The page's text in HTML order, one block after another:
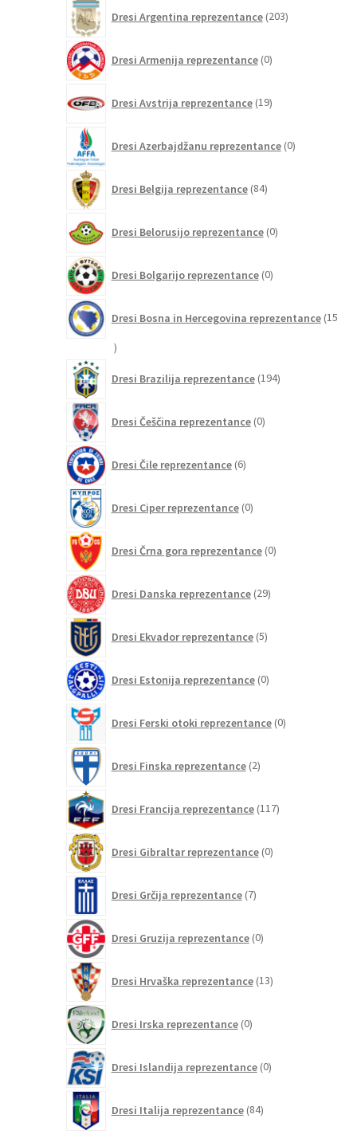
Dresi Argentina reprezentance 203izdelki
Dresi Armenija reprezentance 0izdelkov
Dresi Avstrija reprezentance 19izdelkov
Dresi Azerbajdžanu reprezentance 0izdelkov
Dresi Belgija reprezentance 84izdelkov
Dresi Belorusijo reprezentance 0izdelkov
Dresi Bolgarijo reprezentance 0izdelkov
Dresi Bosna in Hercegovina reprezentance 15
15
Dresi Brazilija reprezentance 194izdelkov
Dresi Češčina reprezentance 0izdelkov
Dresi Čile reprezentance 6izdelkov
Dresi Ciper reprezentance 0izdelkov
Dresi Črna gora reprezentance 0izdelkov
Dresi Danska reprezentance 29izdelkov
Dresi Ekvador reprezentance 5izdelkov
Dresi Estonija reprezentance 0izdelkov
Dresi Ferski otoki reprezentance 0izdelkov
Dresi Finska reprezentance 2izdelka
Dresi Francija reprezentance 117izdelkov
Dresi Gibraltar reprezentance 0izdelkov
Dresi Grčija reprezentance 7izdelkov
Dresi Gruzija reprezentance 0izdelkov
Dresi Hrvaška reprezentance 13izdelkov
Dresi Irska reprezentance 0izdelkov
Dresi Islandija reprezentance 0izdelkov
Dresi Italija reprezentance 84izdelkov